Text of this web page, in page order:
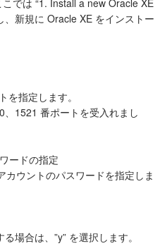
では “1. Install a new Oracle XE
新規に Oracle XE をインストー
指定します。
1521 番ポートを受入れまし
ードの指定
ウントのパスワードを指定しま
場合は、”y” を選択します。